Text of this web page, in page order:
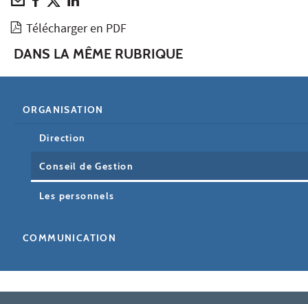
Télécharger en PDF
DANS LA MÊME RUBRIQUE
ORGANISATION
Direction
Conseil de Gestion
Les personnels
COMMUNICATION